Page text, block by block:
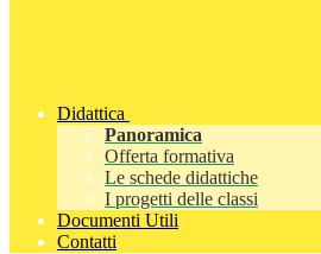
Didattica
Panoramica
Offerta formativa
Le schede didattiche
I progetti delle classi
Documenti Utili
Contatti